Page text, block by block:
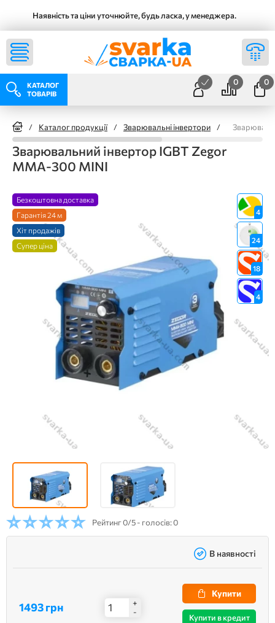
Наявність та ціни уточнюйте, будь ласка, у менеджера.
КАТАЛОГ
ТОВАРІВ
0 0
/ Каталог продукції / Зварювальні інвертори /
Зварювальний інвертор IGBT Zegor
MMA-300 MINI
Безкоштовна доставка
Гарантія 24 м
Хіт продажів
Супер ціна
4
24
18
4
Рейтинг0/5 - голосів: 0
В наявності
1493 грн
+
-
Купити
Купити в кредит